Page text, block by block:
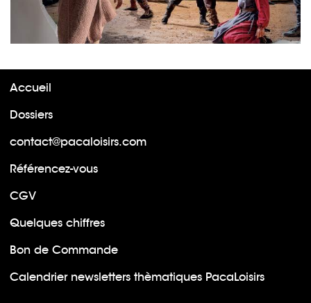
Accueil
Dossiers
contact@pacaloisirs.com
Référencez-vous
CGV
Quelques chiffres
Bon de Commande
Calendrier newsletters thèmatiques PacaLoisirs